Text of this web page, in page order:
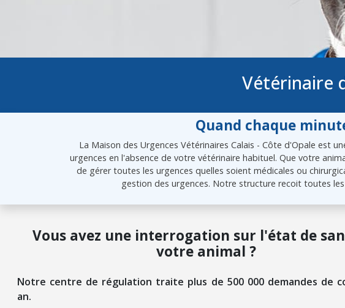
Vétérinaire
Quand chaque
La Maison des Urgences Vétérinaires Calais - Côte d'Opale est
urgences en l'absence de votre vétérinaire habituel. Que votre
de gérer toutes les urgences quelles soient médicales ou
gestion des urgences. Notre structure recoit toutes
Vous avez une interrogation sur l'état de
votre animal ?
Notre centre de régulation traite plus de 500 000 demandes de
an.